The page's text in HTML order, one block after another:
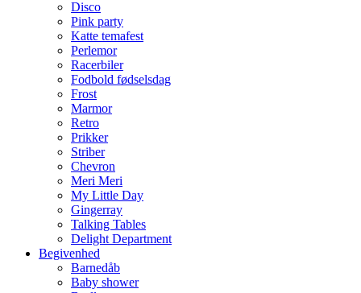
Disco
Pink party
Katte temafest
Perlemor
Racerbiler
Fodbold fødselsdag
Frost
Marmor
Retro
Prikker
Striber
Chevron
Meri Meri
My Little Day
Gingerray
Talking Tables
Delight Department
Begivenhed
Barnedåb
Baby shower